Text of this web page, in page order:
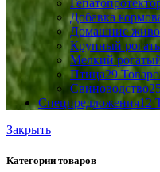
Добавка
Домашние
Крупный
Мелкий
Птица29
Свиноводство
Спецпредложения12
Закрыть
Категории товаров